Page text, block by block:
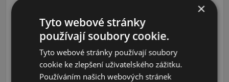
CELOROČNÍ
Quartaris 5
Údaje o štítku EPREL:
1 566 CZK
×
Tyto webové stránky
používají soubory cookie.
Tyto webové stránky používají soubory
cookie ke zlepšení uživatelského zážitku.
Používáním našich webových stránek